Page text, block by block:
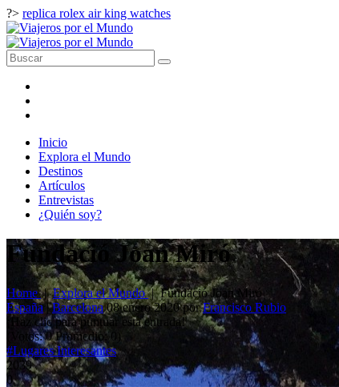
?> replica rolex air king watches
Inicio
Explora el Mundo
Destinos
Artículos
Entrevistas
¿Quién soy?
Fundació Joan Miró
Home |Explora el Mundo |Fundació Joan Miró
España|Barcelona 08 enero 2020porFrancisco Rubio
¡Haz clic para puntuar esta entrada!
(Votos:0Promedio: 0
#Lugares Interesantes
2039
0